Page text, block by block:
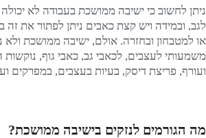
ניתן לחשוב כי ישיבה ממושכת בעבודה לא
לגב, ובמידה ויש קצת כאבים ניתן לפתור את זה
או למטבחון ובחזרה. אולם, ישיבה ממושכת ולא
משמעותי לעצבים, לכאבי גב, כאבי גוף, נוקשות
ועורף, פריצת דיסק, בעיות בעצבים, במפרקים
מה הגורמים לנזקים בישיבה ממושכת?